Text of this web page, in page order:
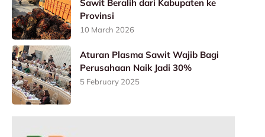
Sawit Beralih dari Kabupaten ke
Provinsi
10 March 2026
Aturan Plasma Sawit Wajib Bagi
Perusahaan Naik Jadi 30%
5 February 2025